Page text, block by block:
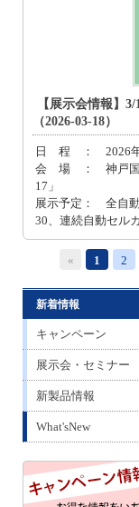
【展示会情報】
（2026-03-18）
日 程 ： 2026年
会 場 ： 神戸国
17」
展示予定： 全自
30、連続自動セル
« 1 2
新着情報
キャンペーン
展示会・セミナー
新製品情報
What'sNew